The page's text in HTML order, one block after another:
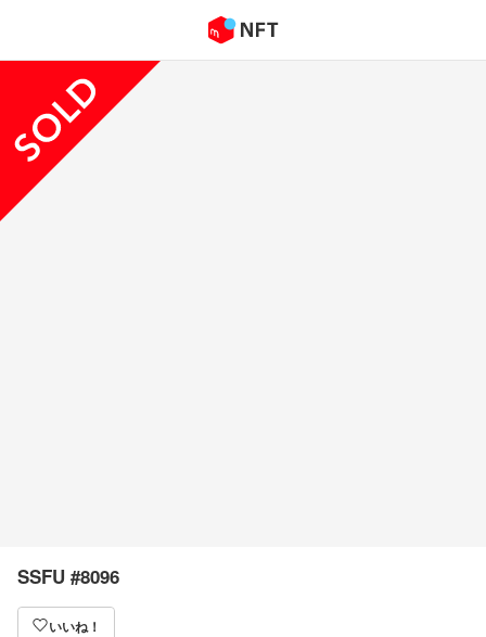
SSFU #8096
いいね！